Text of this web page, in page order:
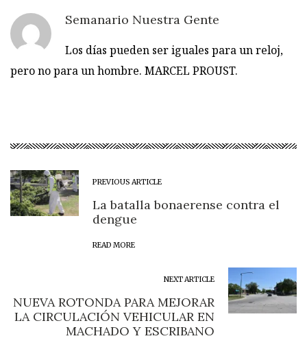
Semanario Nuestra Gente
Los días pueden ser iguales para un reloj,
pero no para un hombre. MARCEL PROUST.
PREVIOUS ARTICLE
La batalla bonaerense contra el
dengue
READ MORE
NEXT ARTICLE
NUEVA ROTONDA PARA MEJORAR
LA CIRCULACIÓN VEHICULAR EN
MACHADO Y ESCRIBANO